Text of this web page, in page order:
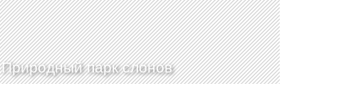
Природный парк слонов